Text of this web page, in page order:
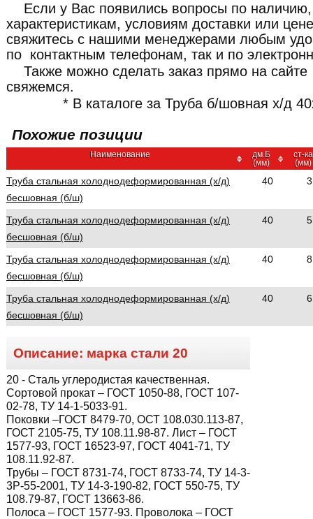
Если у Вас появились вопросы по наличию,
характеристикам, условиям доставки или
свяжитесь с нашими менеджерами любым
по контактным телефонам, так и по
Также можно сделать заказ прямо на
свяжемся.
* В каталоге за Труба б/шовная х/д
Похожие позиции
Наименование
дм.Б
(мм)
ст-ка
(мм)
Труба стальная холоднодеформированная (х/д)
бесшовная (б/ш)
40 3
Труба стальная холоднодеформированная (х/д)
бесшовная (б/ш)
40 5
Труба стальная холоднодеформированная (х/д)
бесшовная (б/ш)
40 8
Труба стальная холоднодеформированная (х/д)
бесшовная (б/ш)
40 6
Описание: марка стали 20
20 - Сталь углеродистая качественная.
Сортовой прокат – ГОСТ 1050-88, ГОСТ 107-
02-78, ТУ 14-1-5033-91.
Поковки –ГОСТ 8479-70, ОСТ 108.030.113-87,
ГОСТ 2105-75, ТУ 108.11.98-87. Лист – ГОСТ
1577-93, ГОСТ 16523-97, ГОСТ 4041-71, ТУ
108.11.92-87.
Трубы – ГОСТ 8731-74, ГОСТ 8733-74, ТУ 14-3-
3Р-55-2001, ТУ 14-3-190-82, ГОСТ 550-75, ТУ
108.79-87, ГОСТ 13663-86.
Полоса – ГОСТ 1577-93. Проволока – ГОСТ